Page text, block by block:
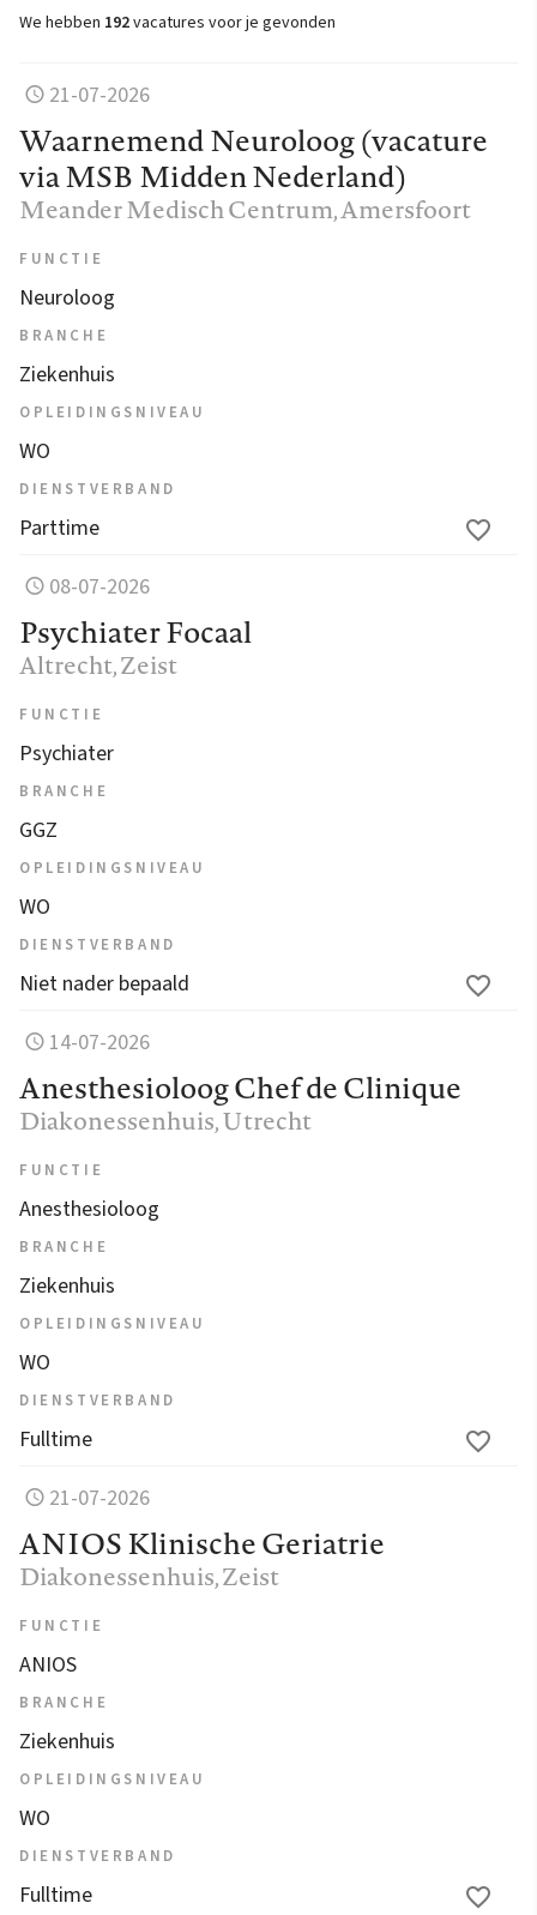
We hebben 192vacatures voor je gevonden
21-07-2026
Waarnemend Neuroloog (vacature
via MSB Midden Nederland)
Meander Medisch Centrum, Amersfoort
FUNCTIE
Neuroloog
BRANCHE
Ziekenhuis
OPLEIDINGSNIVEAU
WO
DIENSTVERBAND
Parttime
08-07-2026
Psychiater Focaal
Altrecht, Zeist
FUNCTIE
Psychiater
BRANCHE
GGZ
OPLEIDINGSNIVEAU
WO
DIENSTVERBAND
Niet nader bepaald
14-07-2026
Anesthesioloog Chef de Clinique
Diakonessenhuis, Utrecht
FUNCTIE
Anesthesioloog
BRANCHE
Ziekenhuis
OPLEIDINGSNIVEAU
WO
DIENSTVERBAND
Fulltime
21-07-2026
ANIOS Klinische Geriatrie
Diakonessenhuis, Zeist
FUNCTIE
ANIOS
BRANCHE
Ziekenhuis
OPLEIDINGSNIVEAU
WO
DIENSTVERBAND
Fulltime